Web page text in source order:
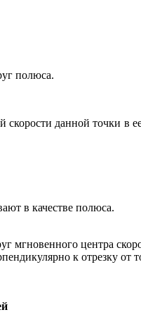
полюса.
скорости данной точки в
в качестве полюса.
мгновенного центра
к отрезку